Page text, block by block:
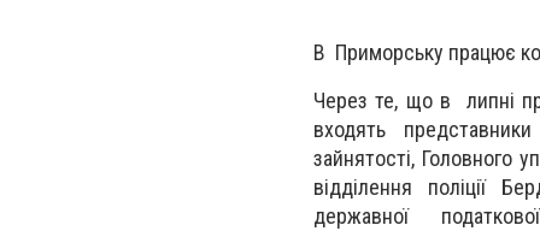
В Приморську працює
Через те, що в липні
входять
зайнятості, Головного
відділення поліції
державної